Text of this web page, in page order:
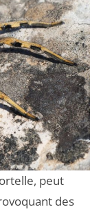
peut
des